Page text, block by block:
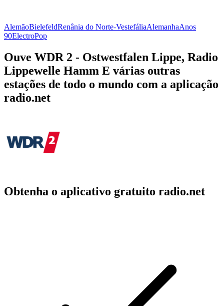
AlemãoBielefeldRenânia do Norte-VestefáliaAlemanhaAnos
90ElectroPop
Ouve WDR 2 - Ostwestfalen Lippe, Radio
Lippewelle Hamm E várias outras
estações de todo o mundo com a aplicação
radio.net
Obtenha o aplicativo gratuito radio.net